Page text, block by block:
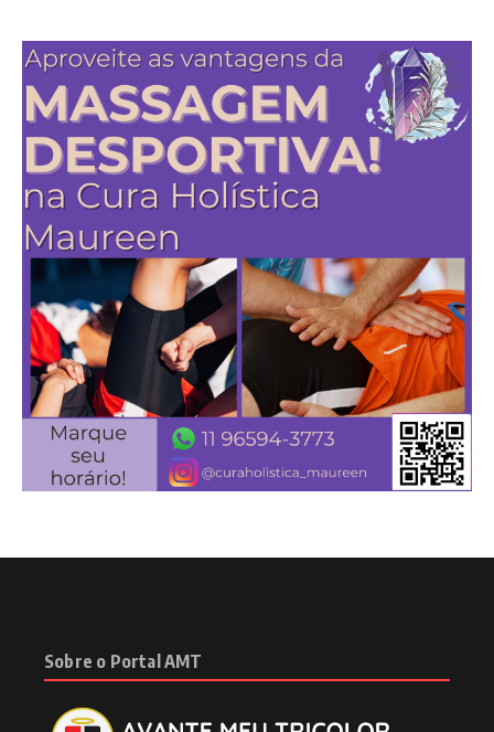
Sobre o Portal AMT